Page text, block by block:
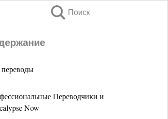
Поиск
Переводчики и
Now